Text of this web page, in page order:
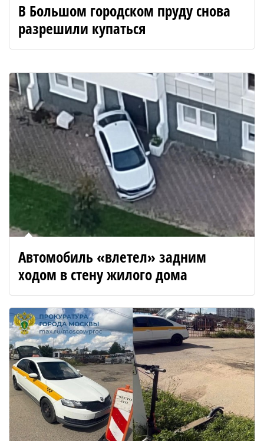
В Большом городском пруду снова
разрешили купаться
Автомобиль «влетел» задним
ходом в стену жилого дома